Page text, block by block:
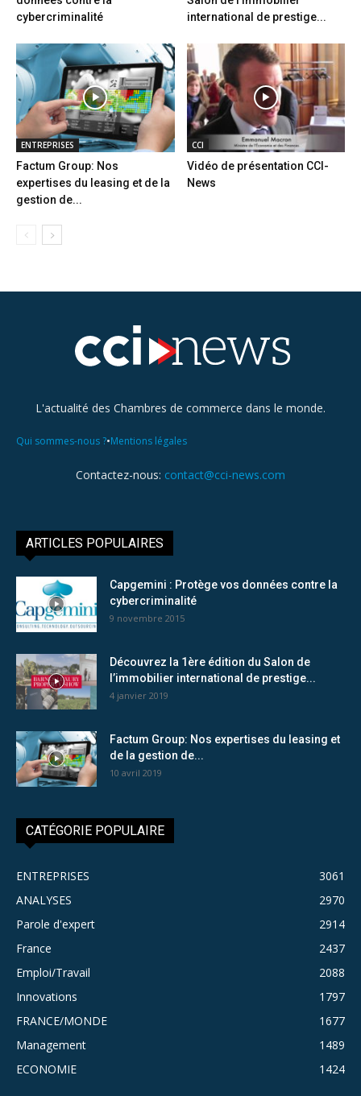
cybercriminalité
international de prestige...
ENTREPRISES
Factum Group: Nos
expertises du leasing et de la
gestion de...
CCI
Vidéo de présentation CCI-
News
L'actualité des Chambres de commerce dans le monde.
Qui sommes-nous ?•Mentions légales
Contactez-nous: contact@cci-news.com
ARTICLES POPULAIRES
Capgemini : Protège vos données contre la
cybercriminalité
9 novembre 2015
Découvrez la 1ère édition du Salon de
l’immobilier international de prestige...
4 janvier 2019
Factum Group: Nos expertises du leasing et
de la gestion de...
10 avril 2019
CATÉGORIE POPULAIRE
ENTREPRISES
3061
ANALYSES
2970
Parole d'expert
2914
France
2437
Emploi/Travail
2088
Innovations
1797
FRANCE/MONDE
1677
Management
1489
ECONOMIE
1424